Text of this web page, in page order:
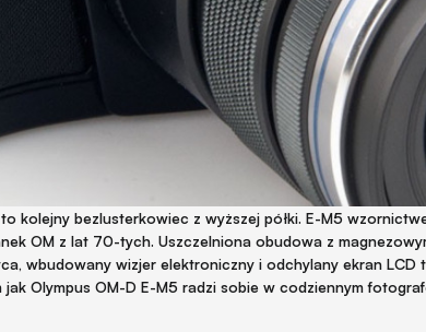
kolejny bezlusterkowiec z wyższej półki. E-M5
OM z lat 70-tych. Uszczelniona obudowa z
wbudowany wizjer elektroniczny i odchylany ekran LCD
jak Olympus OM-D E-M5 radzi sobie w codziennym